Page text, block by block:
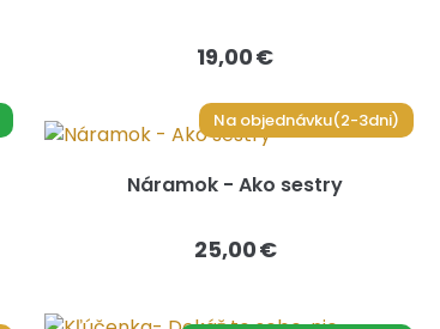
19,00 €
Na objednávku(2-3dni)
Náramok - Ako sestry
25,00 €